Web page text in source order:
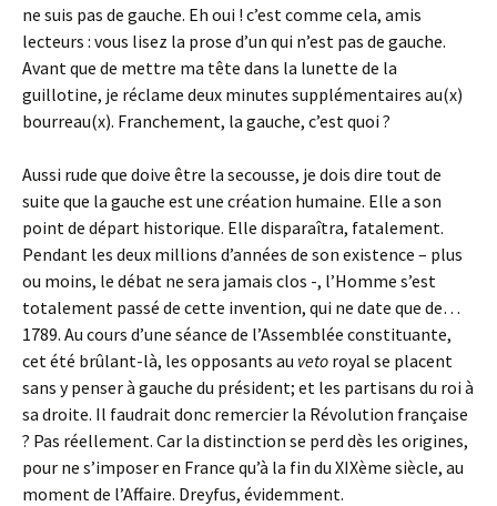
ne suis pas de gauche. Eh oui ! c’est comme cela, amis
lecteurs : vous lisez la prose d’un qui n’est pas de gauche.
Avant que de mettre ma tête dans la lunette de la
guillotine, je réclame deux minutes supplémentaires au(x)
bourreau(x). Franchement, la gauche, c’est quoi ?
Aussi rude que doive être la secousse, je dois dire tout de
suite que la gauche est une création humaine. Elle a son
point de départ historique. Elle disparaîtra, fatalement.
Pendant les deux millions d’années de son existence – plus
ou moins, le débat ne sera jamais clos -, l’Homme s’est
totalement passé de cette invention, qui ne date que de…
1789. Au cours d’une séance de l’Assemblée constituante,
cet été brûlant-là, les opposants au veto royal se placent
sans y penser à gauche du président; et les partisans du roi à
sa droite. Il faudrait donc remercier la Révolution française
? Pas réellement. Car la distinction se perd dès les origines,
pour ne s’imposer en France qu’à la fin du XIXème siècle, au
moment de l’Affaire. Dreyfus, évidemment.